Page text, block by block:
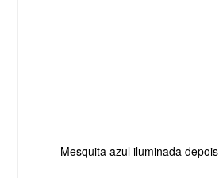
Mesquita azul iluminada